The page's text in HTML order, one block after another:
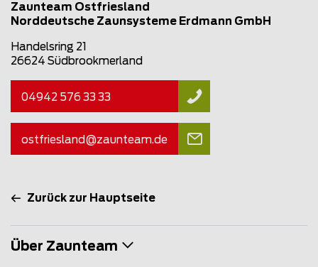
Zaunteam Ostfriesland
Norddeutsche Zaunsysteme Erdmann GmbH
Handelsring 21
26624 Südbrookmerland
04942 576 33 33
ostfriesland@zaunteam.de
Zurück zur Hauptseite
Über Zaunteam